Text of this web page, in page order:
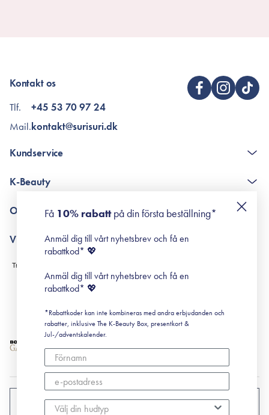
Kontakt os
Tlf.
Mail.
+45 53 70 97 24
kontakt@surisuri.dk
Kundservice
Poängshop - frågor och svar
K-Beauty
Retinol för nybörjare
Om Surisuri
Black Friday
Villkor
Leverans & Retur
Köpvillkor
Prenumerationsvillkor
Cookiepolicy
SVERIGE
Få 10% rabattpå din första beställning*
Anmäl dig till vårt nyhetsbrev och få en
rabattkod* 💖
Anmäl dig till vårt nyhetsbrev och få en
rabattkod* 💖
*Rabattkoder kan inte kombineras med andra erbjudanden och
rabatter, inklusive The K-Beauty Box, presentkort &
Jul-/adventskalender.